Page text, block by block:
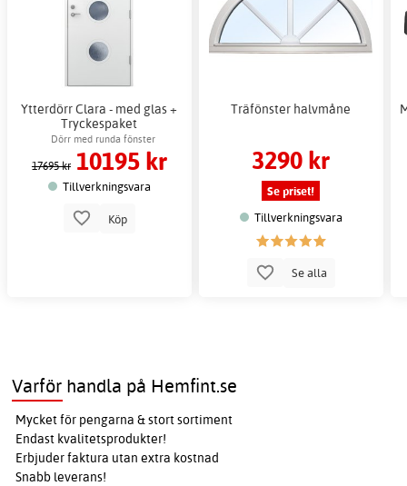
Ytterdörr Clara - med glas +
Tryckespaket
Dörr med runda fönster
17695 kr 10195 kr
Tillverkningsvara
Köp
Träfönster halvmåne
3290 kr
Se priset!
Tillverkningsvara
Se alla
Varför handla på Hemfint.se
Mycket för pengarna & stort sortiment
Endast kvalitetsprodukter!
Erbjuder faktura utan extra kostnad
Snabb leverans!